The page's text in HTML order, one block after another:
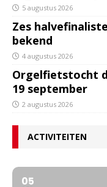
5 augustus 2026
Zes
bekend
4 augustus 2026
Orgelfietstocht
19 september
2 augustus 2026
ACTIVITEITEN
05